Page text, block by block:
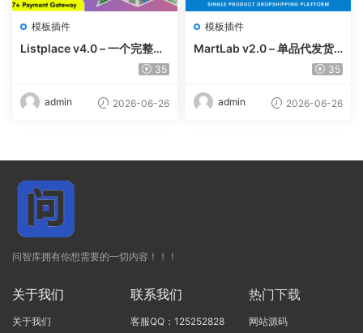
模板插件
Listplace v4.0 – 一个完整的
35
admin 2026-06-26
模板插件
MartLab v2.0 – 单品代发货
35
admin 2026-06-26
问智库拥有你想需要的一切内容！！！
关于我们
关于我们
联系我们
客服QQ：125252828
热门下载
网站源码